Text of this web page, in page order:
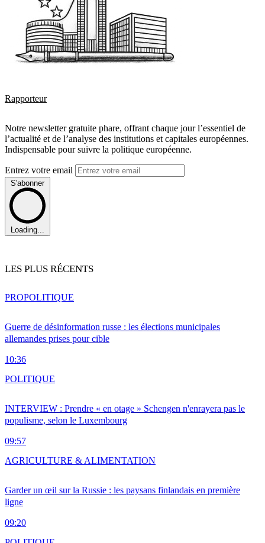
Rapporteur
Notre newsletter gratuite phare, offrant chaque jour l’essentiel de
l’actualité et de l’analyse des institutions et capitales européennes.
Indispensable pour suivre la politique européenne.
Entrez votre email
S'abonner
Loading...
LES PLUS RÉCENTS
Guerre de désinformation russe : les élections municipales
allemandes prises pour cible
10:36
PROPOLITIQUE
INTERVIEW : Prendre « en otage » Schengen n'enrayera pas le
populisme, selon le Luxembourg
09:57
POLITIQUE
Garder un œil sur la Russie : les paysans finlandais en première
ligne
09:20
AGRICULTURE & ALIMENTATION